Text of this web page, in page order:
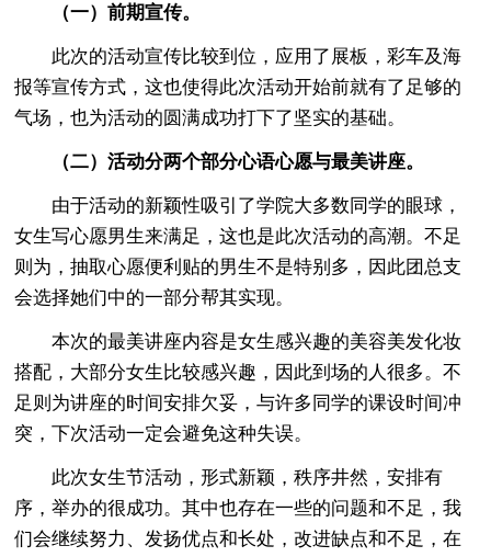
（一）前期宣传。
此次的活动宣传比较到位，应用了展板，彩车及海
报等宣传方式，这也使得此次活动开始前就有了足够的
气场，也为活动的圆满成功打下了坚实的基础。
（二）活动分两个部分心语心愿与最美讲座。
由于活动的新颖性吸引了学院大多数同学的眼球，
女生写心愿男生来满足，这也是此次活动的高潮。不足
则为，抽取心愿便利贴的男生不是特别多，因此团总支
会选择她们中的一部分帮其实现。
本次的最美讲座内容是女生感兴趣的美容美发化妆
搭配，大部分女生比较感兴趣，因此到场的人很多。不
足则为讲座的时间安排欠妥，与许多同学的课设时间冲
突，下次活动一定会避免这种失误。
此次女生节活动，形式新颖，秩序井然，安排有
序，举办的很成功。其中也存在一些的问题和不足，我
们会继续努力、发扬优点和长处，改进缺点和不足，在